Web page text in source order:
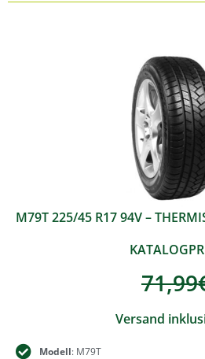
M79T 225/45 R17 94V –
71,99
Versand
Modell: M79T